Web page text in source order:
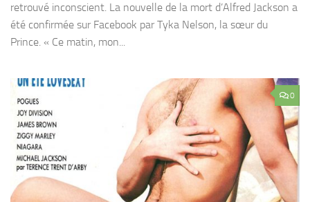
retrouvé inconscient. La nouvelle de la mort d’Alfred Jackson a
été confirmée sur Facebook par Tyka Nelson, la sœur du
Prince. « Ce matin, mon...
0